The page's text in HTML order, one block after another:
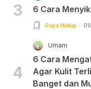
3 6 Cara
Gaya Hidup
4
Umam
6 Cara
Agar Kulit
Banget dan